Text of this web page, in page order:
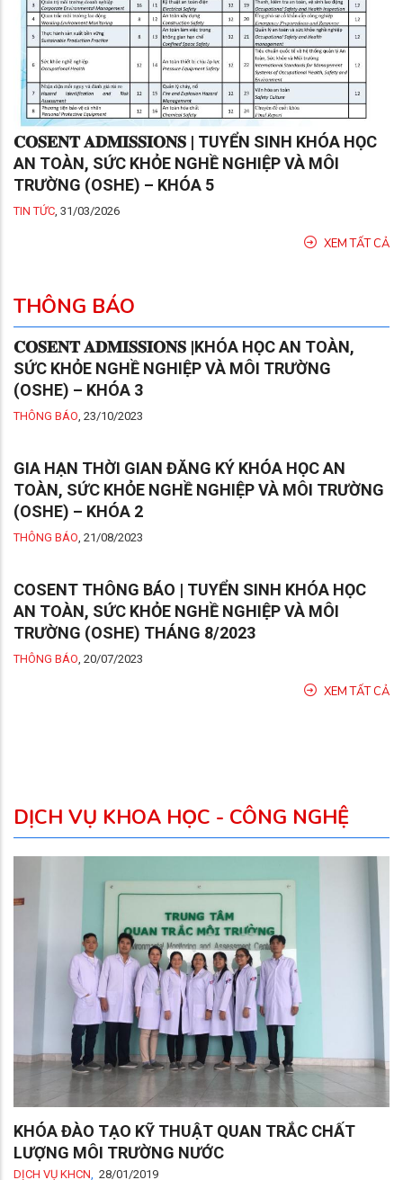
𝐂𝐎𝐒𝐄𝐍𝐓 𝐀𝐃𝐌𝐈𝐒𝐒𝐈𝐎𝐍𝐒 | TUYỂN SINH KHÓA HỌC
AN TOÀN, SỨC KHỎE NGHỀ NGHIỆP VÀ MÔI
TRƯỜNG (OSHE) – KHÓA 5
TIN TỨC, 31/03/2026
XEM TẤT CẢ
THÔNG BÁO
𝐂𝐎𝐒𝐄𝐍𝐓 𝐀𝐃𝐌𝐈𝐒𝐒𝐈𝐎𝐍𝐒 |KHÓA HỌC AN TOÀN,
SỨC KHỎE NGHỀ NGHIỆP VÀ MÔI TRƯỜNG
(OSHE) – KHÓA 3
THÔNG BÁO, 23/10/2023
GIA HẠN THỜI GIAN ĐĂNG KÝ KHÓA HỌC AN
TOÀN, SỨC KHỎE NGHỀ NGHIỆP VÀ MÔI TRƯỜNG
(OSHE) – KHÓA 2
THÔNG BÁO, 21/08/2023
COSENT THÔNG BÁO | TUYỂN SINH KHÓA HỌC
AN TOÀN, SỨC KHỎE NGHỀ NGHIỆP VÀ MÔI
TRƯỜNG (OSHE) THÁNG 8/2023
THÔNG BÁO, 20/07/2023
XEM TẤT CẢ
DỊCH VỤ KHOA HỌC - CÔNG NGHỆ
KHÓA ĐÀO TẠO KỸ THUẬT QUAN TRẮC CHẤT
LƯỢNG MÔI TRƯỜNG NƯỚC
DỊCH VỤ KHCN 28/01/2019